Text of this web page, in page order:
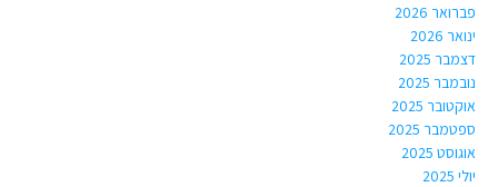
פברואר 2026
ינואר 2026
דצמבר 2025
נובמבר 2025
אוקטובר 2025
ספטמבר 2025
אוגוסט 2025
יולי 2025